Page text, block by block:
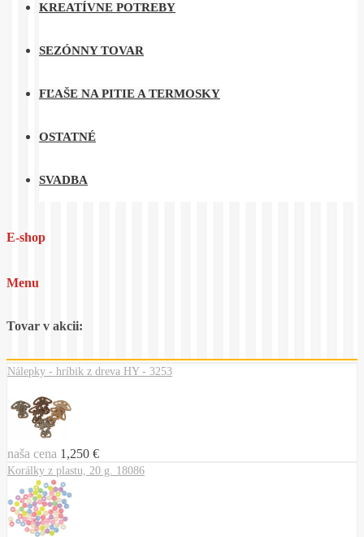
KREATÍVNE POTREBY
SEZÓNNY TOVAR
FĽAŠE NA PITIE A TERMOSKY
OSTATNÉ
SVADBA
E-shop
Menu
Tovar v akcii:
Nálepky - hríbik z dreva HY - 3253
naša cena 1,250 €
Korálky z plastu, 20 g. 18086